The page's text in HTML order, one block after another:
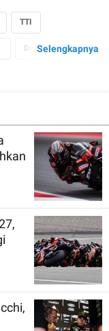
TTI
Driving School
Selengkapnya